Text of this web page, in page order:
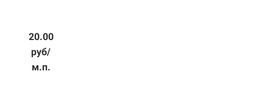
20.00
руб/
м.п.